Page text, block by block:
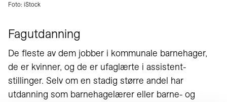
Foto: iStock
Fagutdanning
De fleste av dem jobber i kommunale barnehager,
de er kvinner, og de er ufaglærte i assistent-
stillinger. Selv om en stadig større andel har
utdanning som barnehagelærer eller barne- og